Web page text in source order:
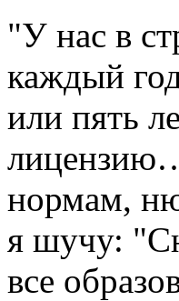
"У нас в
каждый
или пять
нормам,
я шучу:
все